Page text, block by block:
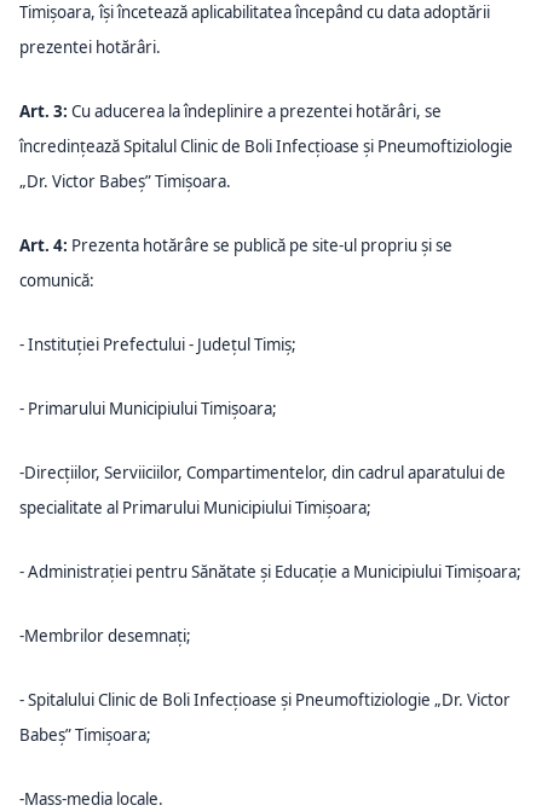
Timișoara, își încetează aplicabilitatea începând cu data adoptării
prezentei hotărâri.
Art. 3: Cu aducerea la îndeplinire a prezentei hotărâri, se
încredințează Spitalul Clinic de Boli Infecțioase și Pneumoftiziologie
„Dr. Victor Babeș” Timișoara.
Art. 4: Prezenta hotărâre se publică pe site-ul propriu și se
comunică:
- Instituției Prefectului - Județul Timiș;
- Primarului Municipiului Timișoara;
-Direcțiilor, Serviiciilor, Compartimentelor, din cadrul aparatului de
specialitate al Primarului Municipiului Timișoara;
- Administrației pentru Sănătate și Educație a Municipiului Timișoara;
-Membrilor desemnați;
- Spitalului Clinic de Boli Infecțioase și Pneumoftiziologie „Dr. Victor
Babeș” Timișoara;
-Mass-media locale.